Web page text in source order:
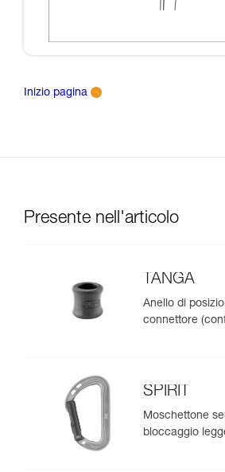
Inizio pagina
Presente nell'articolo
TANGA
Anello di
connettore
SPIRIT
Moschettone
bloccaggio